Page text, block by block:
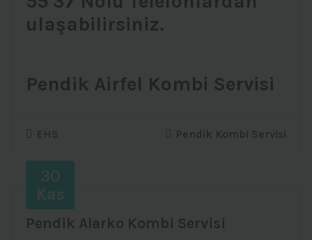
ulaşabilirsiniz.
Pendik Airfel Kombi Servisi
EHS Pendik Kombi Servisi
30
Kas
Pendik Alarko Kombi Servisi